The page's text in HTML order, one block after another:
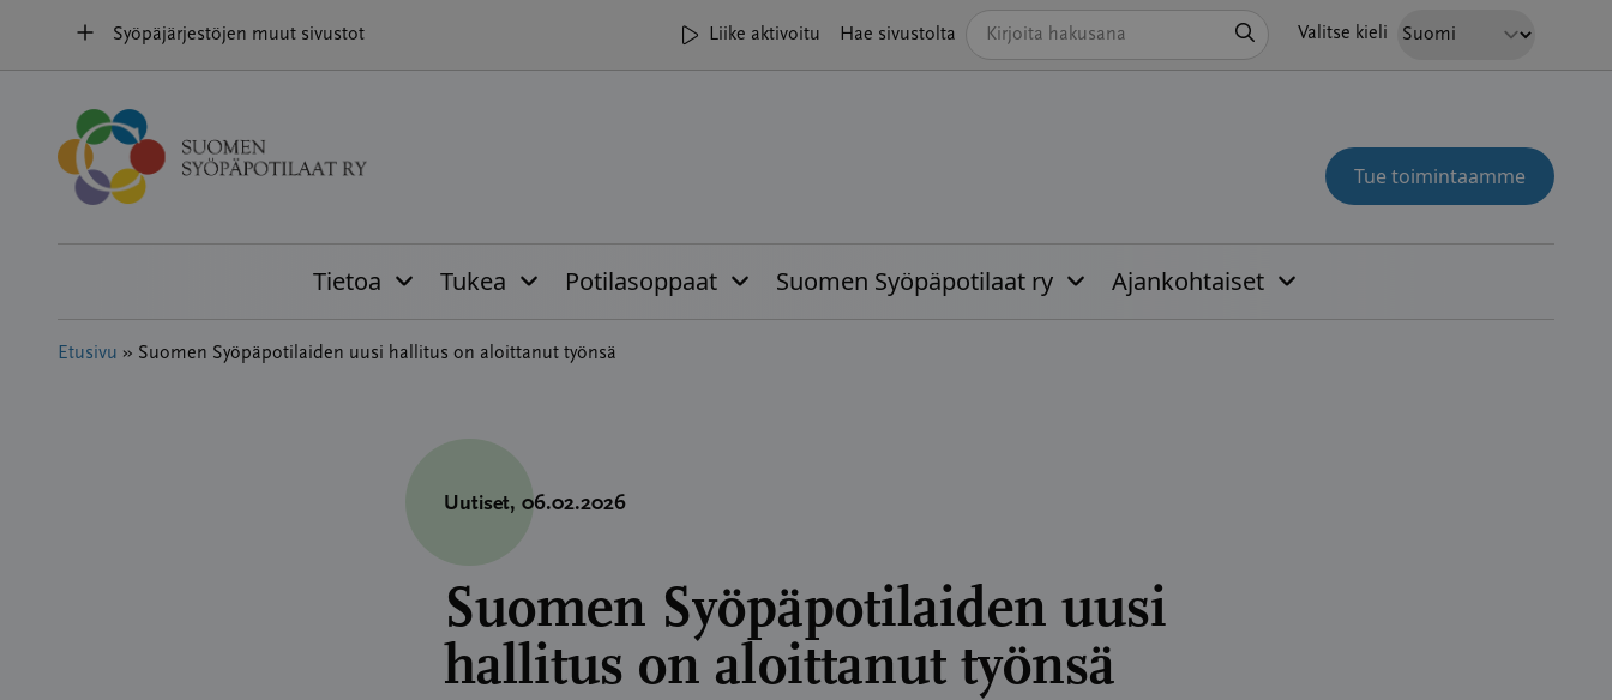
sisältöön
Syöpäjärjestöjen muut sivustot Liike aktivoitu Hae sivustolta Valitse kieli
Tue toimintaamme
Tietoa Tukea Potilasoppaat Suomen Syöpäpotilaat ry Ajankohtaiset
Etusivu » Suomen Syöpäpotilaiden uusi hallitus on aloittanut työnsä
Uutiset, 06.02.2026
Suomen Syöpäpotilaiden uusi
hallitus on aloittanut työnsä